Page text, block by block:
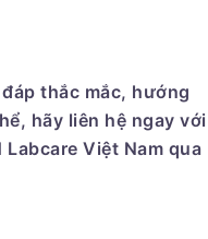
thắc mắc, hướng
hãy liên hệ ngay với
Labcare Việt Nam qua